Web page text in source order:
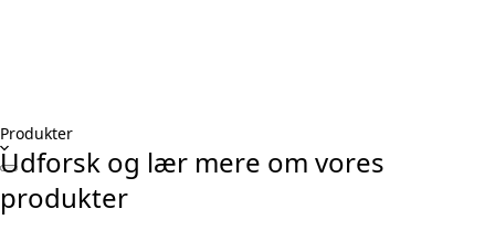
Produkter
Udforsk og lær mere om vores
produkter